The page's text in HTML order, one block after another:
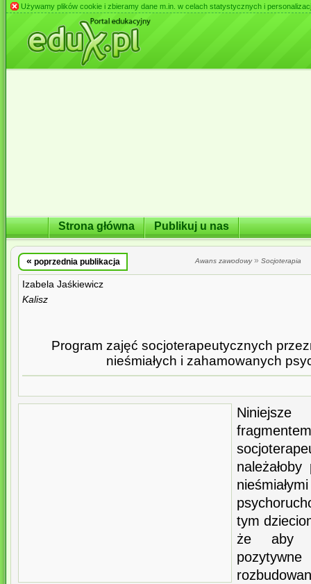
Używamy plików cookie i zbieramy dane m.in. w celach statystycznych i
Strona główna Publikuj u nas
« poprzednia publikacja Awans zawodowy» Socjoterapia
Izabela Jaśkiewicz
Kalisz
Program zajęć socjoterapeutycznych
nieśmiałych i zahamowanych
tym
że aby